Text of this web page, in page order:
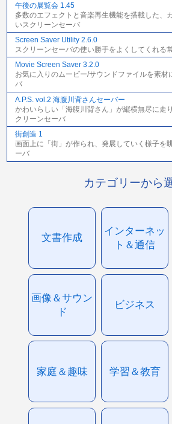
午後の展覧会 1.45
多数のエフェクトと音楽再生機能を搭載した、
いスクリーンセーバ
Screen Saver Utility 2.6.0
スクリーンセーバの使い勝手をよくしてくれる
Movie Screen Saver 3.2.0
お気に入りのムービー/サウンドファイルを素材
バ
A.P.S. vol.2 海腹川背さんセーバー
かわいらしい「海腹川背さん」が縦横無尽に走
クリーンセーバ
街創造 1
画面上に「街」が作られ、発展していく様子を
ーバ
カテゴリーから
文書作成
インターネッ
ト＆通信
画像＆サウン
ド
ビジネス
家庭＆趣味 学習＆教育